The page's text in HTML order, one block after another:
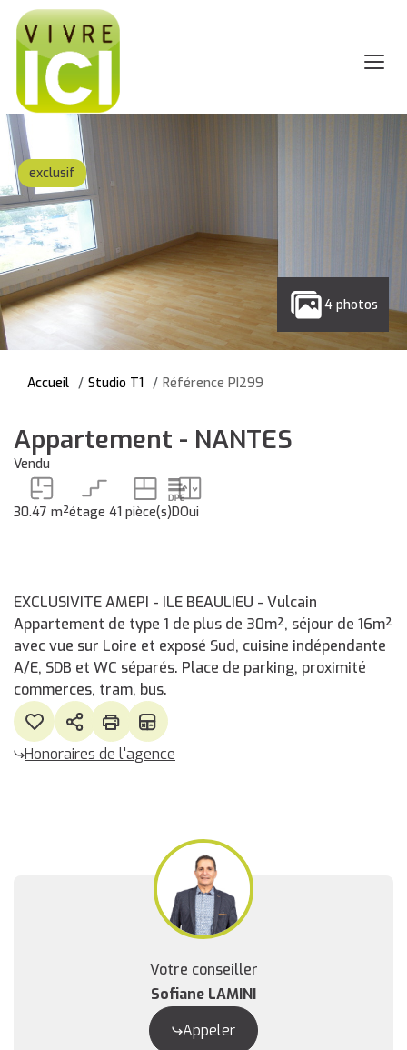
exclusif
4 photos
Accueil Studio T1 Référence PI299
Appartement - NANTES
Vendu
30.47 m²étage 41 pièce(s)DOui
EXCLUSIVITE AMEPI - ILE BEAULIEU - Vulcain
Appartement de type 1 de plus de 30m², séjour de 16m²
avec vue sur Loire et exposé Sud, cuisine indépendante
A/E, SDB et WC séparés. Place de parking, proximité
commerces, tram, bus.
Honoraires de l'agence
Votre conseiller
Sofiane LAMINI
Appeler